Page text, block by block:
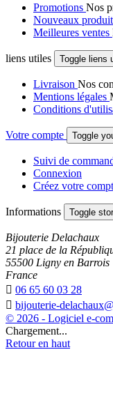
Promotions Nos
Nouveaux
Meilleures ventes
liens utiles Toggle liens
Livraison Nos
Mentions légales
Conditions
Votre compte Toggle
Suivi de
Connexion
Créez votre
Informations Toggle
Bijouterie Delachaux
21 place de la
55500 Ligny en Barrois
France
 06 65 60 03 28
 bijouterie-
© 2026 - Logiciel e-
Chargement...
Retour en haut